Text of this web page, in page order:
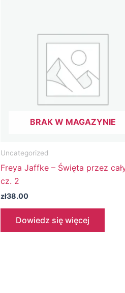
BRAK W MAGAZYNIE
Uncategorized
Freya Jaffke – Święta przez
cz. 2
zł38.00
Dowiedz się więcej